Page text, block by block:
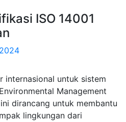
ISO 14001
internasional untuk sistem
Management
dirancang untuk membantu
lingkungan dari